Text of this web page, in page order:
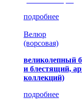
подробнее
Велюр
(ворсовая)
великолепный
и блестящий,
коллекций)
подробнее